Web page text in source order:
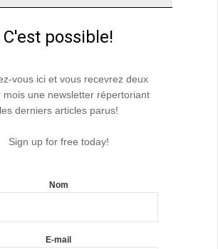
C'est possible!
vous ici et vous recevrez deux
mois une newsletter répertoriant
les derniers articles parus!
Sign up for free today!
Nom
E-mail